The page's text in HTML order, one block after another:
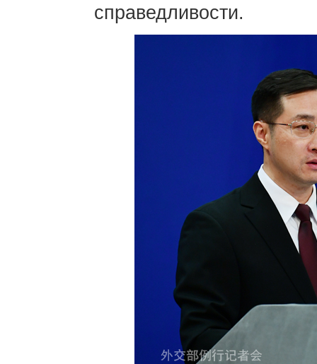
справедливости.